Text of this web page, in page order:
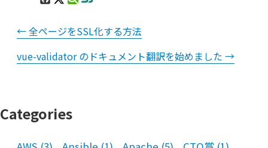
←全ページをSSL化する方法
vue-validator のドキュメント翻訳を始めました →
Categories